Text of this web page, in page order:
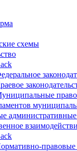
схемы
правовые